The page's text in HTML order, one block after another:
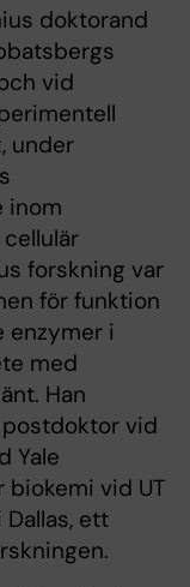
doktorand
vid
under
inom
forskning var
för funktion
enzymer i
med
Han
vid
Yale
vid UT
ett